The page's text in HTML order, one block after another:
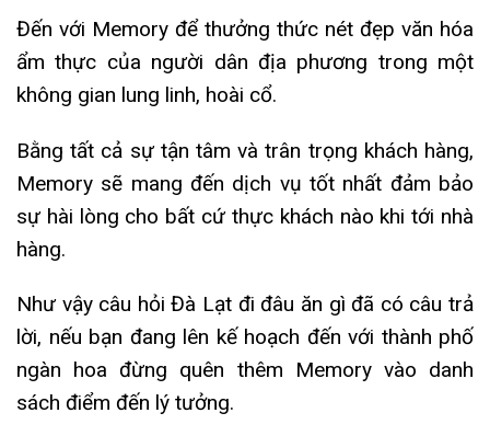
Đến với Memory để thưởng thức nét đẹp văn hóa
ẩm thực của người dân địa phương trong một
không gian lung linh, hoài cổ.
Bằng tất cả sự tận tâm và trân trọng khách hàng,
Memory sẽ mang đến dịch vụ tốt nhất đảm bảo
sự hài lòng cho bất cứ thực khách nào khi tới nhà
hàng.
Như vậy câu hỏi Đà Lạt đi đâu ăn gì đã có câu trả
lời, nếu bạn đang lên kế hoạch đến với thành phố
ngàn hoa đừng quên thêm Memory vào danh
sách điểm đến lý tưởng.